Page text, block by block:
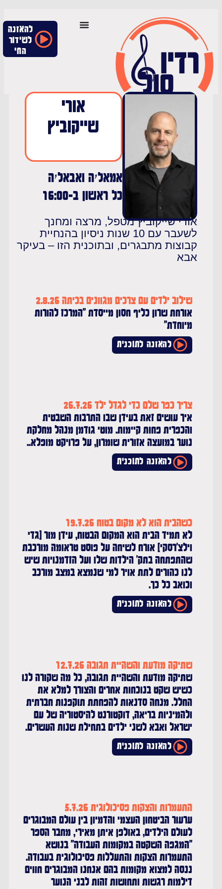
להאזנה
לשידור
החי
שייקוביץ
אמאל׳ה ואבאל׳ה
כל ראשון ב-16:00
שייקוביץ מטפל, מרצה ומחנך
לשעבר עם 10 שנות ניסיון בהנחיית
מתבגרים, ובתוכנית הזו – בעיקר
שילוב ילדים עם צרכים מגוונים בכיתה 2.8.26
אורחת שרון כליף חסון מייסדת "המרכז להורות
להאזנה לתוכנית
צריך כפר שלם כדי לגדל ילד 26.7.26
איך עושים זאת בעידן שבו התרבות השבטית
והכפרית פחות קיימות. מוטי גודמן מנהל מחלקת
נוער במועצה אזורית שומרון, על פרויקט מופלא..
להאזנה לתוכנית
כשהבית הוא לא מקום בטוח 19.7.26
לא תמיד הבית הוא המקום הבטוח, עידן מור (גדי
וילצ'רסקי) אורח לשיחה על פוסט טראומה מורכבת
שהתפתחה בתק' הילדות שלו ועל הזדמנויות שיש
לנו כהורים לתת אויר למי שנמצא במצב מורכב
וכואב כל כך.
להאזנה לתוכנית
שתיקה מודעת והשהיית תגובה 12.7.26
שתיקה מודעת והשהיית תגובה, כל מה שקורה לנו
כשיש שקט בנוכחות אחרים והצורך למלא את
החלל. מנחה סדנאות להפחתת תוקפנות חברתית
ולהמיניות בריאה, דוקטורנט להיסטוריה של עם
ישראל ואבא לשני ילדים בתחילת שנות העשרים.
להאזנה לתוכנית
התעמרות והצקות פסיכולוגית 5.7.26
ערעור הביטחון העצמי והדמיון בין עולם המבוגרים
לעולם הילדים, באולפן איתן מאירי, מחבר הספר
"המגפה השקטה במקומות העבודה" בנושא
התעמרות הצקות והתעללות פסיכולוגית בעבודה.
ננסה למצוא מקומות בהם אנחנו המבוגרים חווים
דילמות רגשות ותחושות זהות לבני הנוער